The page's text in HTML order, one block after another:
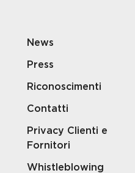
News
Press
Riconoscimenti
Contatti
Privacy Clienti e
Fornitori
Whistleblowing